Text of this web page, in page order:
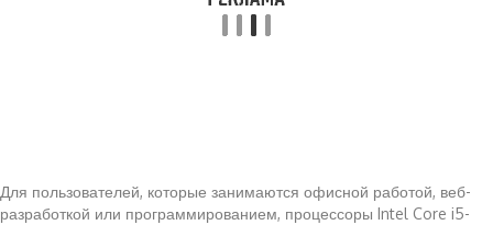
Для пользователей, которые занимаются офисной работой, веб-
разработкой или программированием, процессоры Intel Core i5-